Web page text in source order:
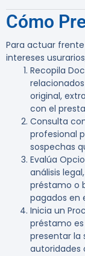
Cómo
Para actuar
intereses
Recopila
original,
con el
Consulta
profesional
sospechas
Evalúa
análisis
préstamo o
pagados en
Inicia un
préstamo
presentar la
autoridades